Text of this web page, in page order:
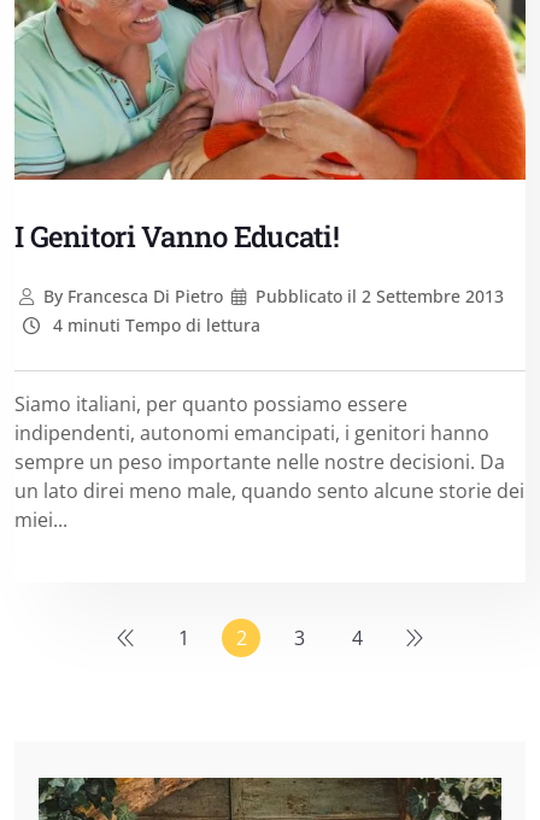
I Genitori Vanno Educati!
ByFrancesca Di Pietro Pubblicato il 2 Settembre 2013
4 minuti Tempo di lettura
Siamo italiani, per quanto possiamo essere
indipendenti, autonomi emancipati, i genitori hanno
sempre un peso importante nelle nostre decisioni. Da
un lato direi meno male, quando sento alcune storie dei
miei...
1 2 3 4